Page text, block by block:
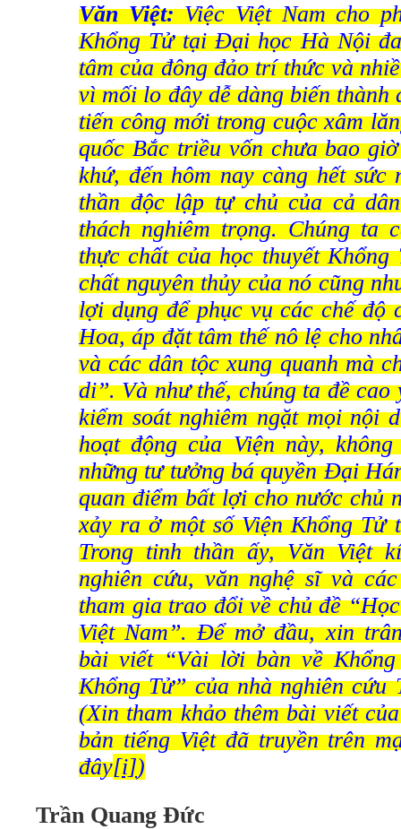
Văn Việt:Việc Việt Nam cho
Khổng Tử tại Đại học Hà Nội
tâm của đông đảo trí thức và
vì mối lo đây dễ dàng biến thành
tiến công mới trong cuộc xâm
quốc Bắc triều vốn chưa bao
khứ, đến hôm nay càng hết sức
thần độc lập tự chủ của cả
thách nghiêm trọng. Chúng ta
thực chất của học thuyết Khổng
chất nguyên thủy của nó cũng
lợi dụng để phục vụ các chế độ
Hoa, áp đặt tâm thế nô lệ cho
và các dân tộc xung quanh mà
di”. Và như thế, chúng ta đề cao
kiểm soát nghiêm ngặt mọi nội
hoạt động của Viện này,
những tư tưởng bá quyền Đại
quan điểm bất lợi cho nước chủ
xảy ra ở một số Viện Khổng
Trong tinh thần ấy, Văn Việt
nghiên cứu, văn nghệ sĩ và
tham gia trao đổi về chủ đề
Việt Nam”. Để mở đầu, xin
bài viết “Vài lời bàn về
Khổng Tử” của nhà nghiên cứu
(Xin tham khảo thêm bài viết
bản tiếng Việt đã truyền trên
đây[i])
Trần Quang Đức